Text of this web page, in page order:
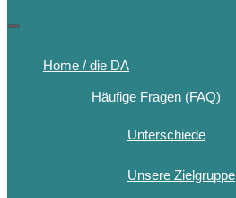
Navigations-
Home / die DA
Häufige Fragen (FAQ)
Unterschiede
Unsere Zielgruppe